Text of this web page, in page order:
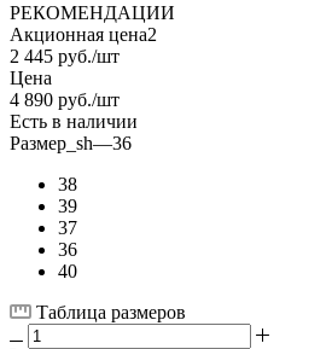
РЕКОМЕНДАЦИИ
Акционная цена2
2 445 руб./шт
Цена
4 890 руб./шт
Есть в наличии
Размер_sh—36
38
39
37
36
40
Таблица размеров